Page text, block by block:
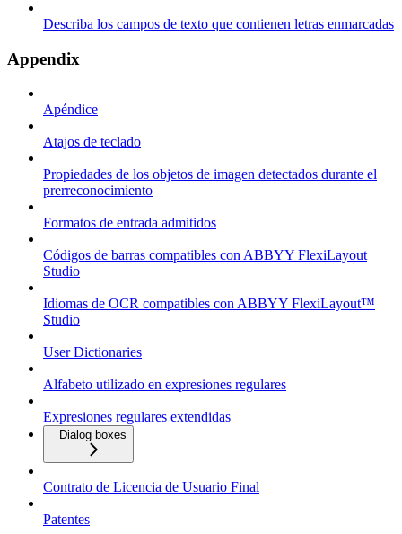
Describa los campos de texto que contienen letras enmarcadas
Appendix
Apéndice
Atajos de teclado
Propiedades de los objetos de imagen detectados durante el
prerreconocimiento
Formatos de entrada admitidos
Códigos de barras compatibles con ABBYY FlexiLayout
Studio
Idiomas de OCR compatibles con ABBYY FlexiLayout™
Studio
User Dictionaries
Alfabeto utilizado en expresiones regulares
Expresiones regulares extendidas
Dialog boxes
Contrato de Licencia de Usuario Final
Patentes